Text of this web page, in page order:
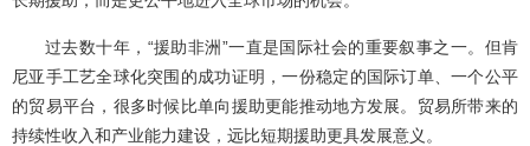
过去数十年，“援助非洲”一直是国际社会的重要叙事之一。但肯
尼亚手工艺全球化突围的成功证明，一份稳定的国际订单、一个公平
的贸易平台，很多时候比单向援助更能推动地方发展。贸易所带来的
持续性收入和产业能力建设，远比短期援助更具发展意义。